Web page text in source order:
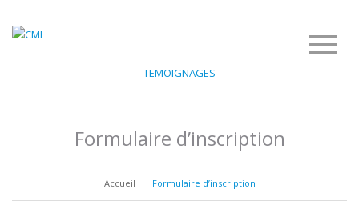
TEMOIGNAGES
Formulaire d’inscription
Accueil | Formulaire d’inscription